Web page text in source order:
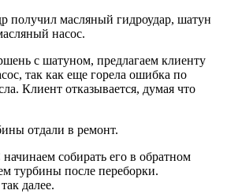
получил масляный гидроудар, шатун
насос.
с шатуном, предлагаем клиенту
так как еще горела ошибка по
Клиент отказывается, думая что
отдали в ремонт.
собирать его в обратном
турбины после переборки.
далее.